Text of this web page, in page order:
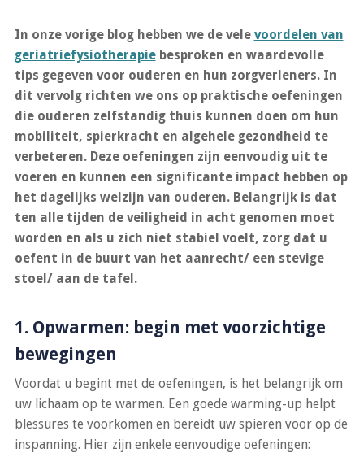
In onze vorige blog hebben we de vele voordelen van
geriatriefysiotherapiebesproken en waardevolle
tips gegeven voor ouderen en hun zorgverleners. In
dit vervolg richten we ons op praktische oefeningen
die ouderen zelfstandig thuis kunnen doen om hun
mobiliteit, spierkracht en algehele gezondheid te
verbeteren. Deze oefeningen zijn eenvoudig uit te
voeren en kunnen een significante impact hebben op
het dagelijks welzijn van ouderen. Belangrijk is dat
ten alle tijden de veiligheid in acht genomen moet
worden en als u zich niet stabiel voelt, zorg dat u
oefent in de buurt van het aanrecht/ een stevige
stoel/ aan de tafel.
1. Opwarmen: begin met voorzichtige
bewegingen
Voordat u begint met de oefeningen, is het belangrijk om
uw lichaam op te warmen. Een goede warming-up helpt
blessures te voorkomen en bereidt uw spieren voor op de
inspanning. Hier zijn enkele eenvoudige oefeningen: